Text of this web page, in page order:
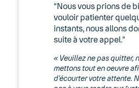
“Nous vous prions de
vouloir patienter
instants, nous allons
suite à votre appel.”
« Veuillez ne pas quitter,
mettons tout en oeuvre
d’écourter votre attente.